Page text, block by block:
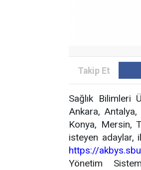
Sağlık
Ankara, Antalya,
Konya, Mersin,
isteyen adaylar,
https://
Yönetim